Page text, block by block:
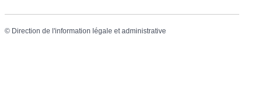
© Direction de l'information légale et administrative